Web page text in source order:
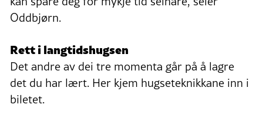
Oddbjørn.
Rett i langtidshugsen
Det andre av dei tre momenta går på å lagre
det du har lært. Her kjem hugseteknikkane inn i
biletet.